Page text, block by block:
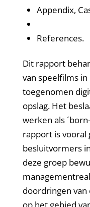
Appendix,
References.
Dit rapport
van speelfilms
toegenomen
opslag. Het
werken als
rapport is vooral
besluitvormers
deze groep
doordringen van